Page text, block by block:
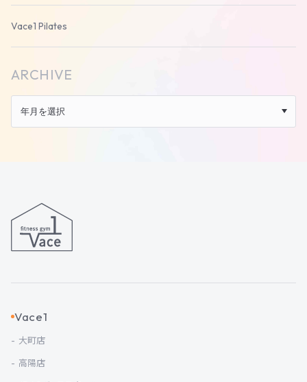
Vace1 Pilates
ARCHIVE
Vace1
大町店
高陽店